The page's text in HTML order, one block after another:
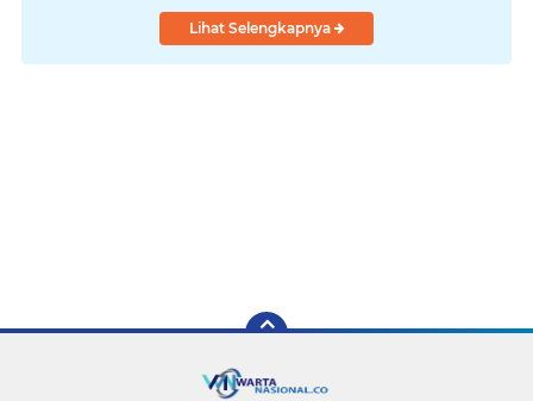
Lihat Selengkapnya